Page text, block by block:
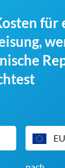
für